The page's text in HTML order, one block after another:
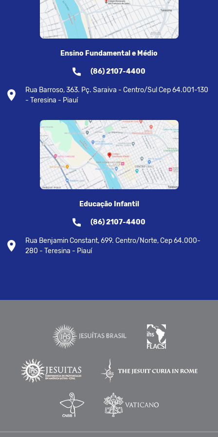
Ensino Fundamental e Médio
(86) 2107-4400
Rua Barroso, 363. Pç. Saraiva - Centro/Sul Cep 64.001-130
- Teresina - Piauí
Educação Infantil
(86) 2107-4400
Rua Benjamin Constant, 699. Centro/Norte, Cep 64.000-
280 - Teresina - Piauí